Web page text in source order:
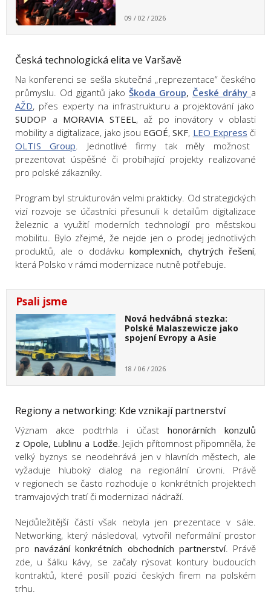
09 / 02 / 2026
Česká technologická elita ve Varšavě
Na konferenci se sešla skutečná „reprezentace“ českého
průmyslu. Od gigantů jako Škoda Group, České dráhy a
AŽD, přes experty na infrastrukturu a projektování jako
SUDOP a MORAVIA STEEL , až po inovátory v oblasti
mobility a digitalizace, jako jsou EGOÉ,SKF, LEO Express či
OLTIS Group . Jednotlivé firmy tak měly možnost
prezentovat úspěšné či probíhající projekty realizované
pro polské zákazníky.
Program byl strukturován velmi prakticky. Od strategických
vizí rozvoje se účastníci přesunuli k detailům digitalizace
železnic a využití moderních technologií pro městskou
mobilitu. Bylo zřejmé, že nejde jen o prodej jednotlivých
produktů, ale o dodávku komplexních, chytrých řešení,
která Polsko v rámci modernizace nutně potřebuje.
Psali jsme
Nová hedvábná stezka:
Polské Malaszewicze jako
spojení Evropy a Asie
18 / 06 / 2026
Regiony a networking: Kde vznikají partnerství
Význam akce podtrhla i účast honorárních konzulů
z Opole, Lublinu a Lodže . Jejich přítomnost připomněla, že
velký byznys se neodehrává jen v hlavních městech, ale
vyžaduje hluboký dialog na regionální úrovni. Právě
v regionech se často rozhoduje o konkrétních projektech
tramvajových tratí či modernizaci nádraží.
Nejdůležitější částí však nebyla jen prezentace v sále.
Networking, který následoval, vytvořil neformální prostor
pronavázání konkrétních obchodních partnerství. Právě
zde, u šálku kávy, se začaly rýsovat kontury budoucích
kontraktů, které posílí pozici českých firem na polském
trhu.